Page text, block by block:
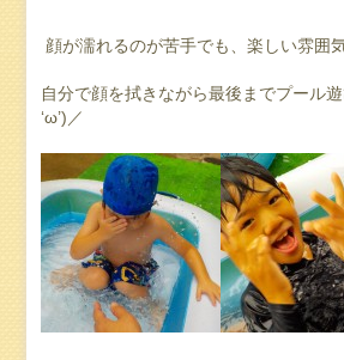
顔が濡れるのが苦手でも、楽しい雰囲
自分で顔を拭きながら最後までプール
‘ω’)／